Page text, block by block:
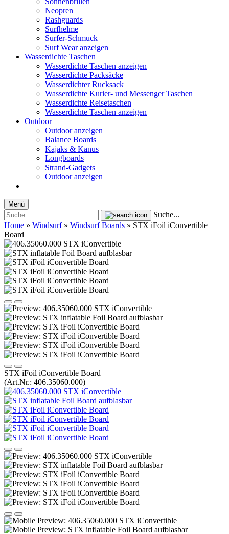
Neopren
Rashguards
Surfhelme
Surfer-Schmuck
Surf Wear anzeigen
Wasserdichte Taschen
Wasserdichte Taschen anzeigen
Wasserdichte Packsäcke
Wasserdichter Rucksack
Wasserdichte Kurier- und Messenger Taschen
Wasserdichte Reisetaschen
Wasserdichte Taschen anzeigen
Outdoor
Outdoor anzeigen
Balance Boards
Kajaks & Kanus
Longboards
Strand-Gadgets
Outdoor anzeigen
Menü
Suche...
Home » Windsurf » Windsurf Boards » STX iFoil iConvertible
Board
STX iFoil iConvertible Board
(Art.Nr.: 406.35060.000)